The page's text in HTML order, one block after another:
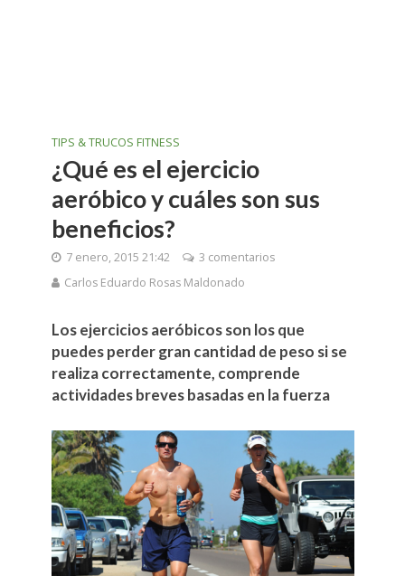
TIPS & TRUCOS FITNESS
¿Qué es el ejercicio
aeróbico y cuáles son sus
beneficios?
7 enero, 2015 21:42
3 comentarios
Carlos Eduardo Rosas Maldonado
Los ejercicios aeróbicos son los que
puedes perder gran cantidad de peso si se
realiza correctamente, comprende
actividades breves basadas en la fuerza